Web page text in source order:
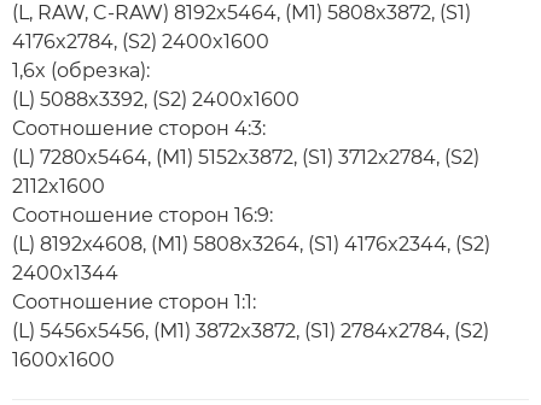
(L, RAW, C-RAW) 8192x5464, (M1) 5808x3872, (S1)
4176x2784, (S2) 2400x1600
1,6x (обрезка):
(L) 5088x3392, (S2) 2400x1600
Соотношение сторон 4:3:
(L) 7280x5464, (M1) 5152x3872, (S1) 3712x2784, (S2)
2112x1600
Соотношение сторон 16:9:
(L) 8192x4608, (M1) 5808x3264, (S1) 4176x2344, (S2)
2400x1344
Соотношение сторон 1:1:
(L) 5456x5456, (M1) 3872x3872, (S1) 2784x2784, (S2)
1600x1600